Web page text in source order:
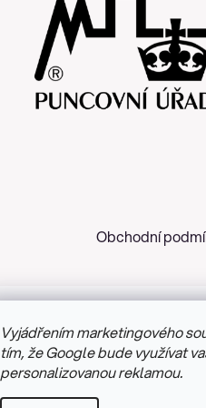
Vyjádřením marketingového
tím, že Google bude využívat
personalizovanou reklamou.
Obchodní
Copyright 2026Z&H